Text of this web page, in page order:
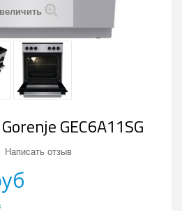
GEC6A11SG
Написать отзыв